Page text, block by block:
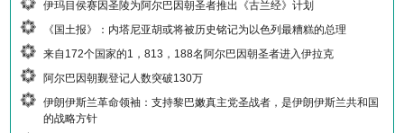
伊玛目侯赛因圣陵为阿尔巴因朝圣者推出《古兰经》计划
《国土报》：内塔尼亚胡或将被历史铭记为以色列最糟糕的总理
来自172个国家的1，813，188名阿尔巴因朝圣者进入伊拉克
阿尔巴因朝觐登记人数突破130万
伊朗伊斯兰革命领袖：支持黎巴嫩真主党圣战者，是伊朗伊斯兰共和国
的战略方针